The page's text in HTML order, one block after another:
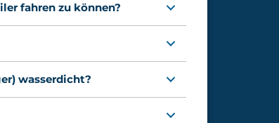
fahren zu können?
wasserdicht?